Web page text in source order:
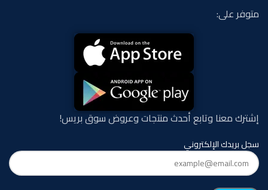
متوفر على:
إشترك معنا وتابع أحدث منتجات وعروض سوق بريس!
سجل بريدك الإلكتروني